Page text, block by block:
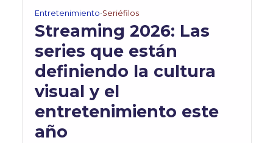
Entretenimiento•Seriéfilos
Streaming 2026: Las
series que están
definiendo la cultura
visual y el
entretenimiento este
año